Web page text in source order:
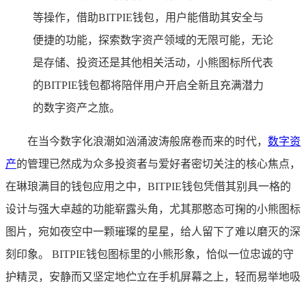
等操作，借助BITPIE钱包，用户能借助其安全与
便捷的功能，探索数字资产领域的无限可能，无论
是存储、投资还是其他相关活动，小熊图标所代表
的BITPIE钱包都将陪伴用户开启全新且充满潜力
的数字资产之旅。
在当今数字化浪潮如汹涌波涛般席卷而来的时代， 数字资
产的管理已然成为众多投资者与爱好者密切关注的核心焦点，
在琳琅满目的钱包应用之中，BITPIE钱包凭借其别具一格的
设计与强大卓越的功能崭露头角，尤其那憨态可掬的小熊图标
图片，宛如夜空中一颗璀璨的星星，给人留下了难以磨灭的深
刻印象。 BITPIE钱包图标里的小熊形象，恰似一位忠诚的守
护精灵，安静而又坚定地伫立在手机屏幕之上，轻而易举地吸